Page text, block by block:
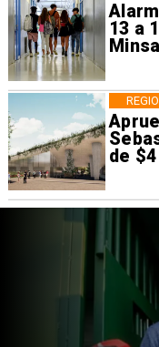
13 a
Minsal
de